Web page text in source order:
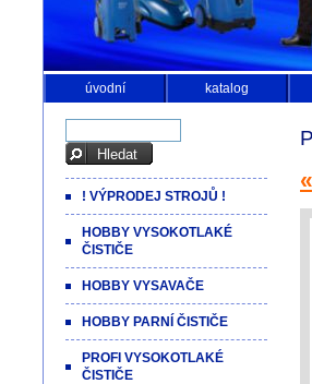
úvodní katalog
! VÝPRODEJ STROJŮ !
HOBBY VYSOKOTLAKÉ
ČISTIČE
HOBBY VYSAVAČE
HOBBY PARNÍ ČISTIČE
PROFI VYSOKOTLAKÉ
ČISTIČE